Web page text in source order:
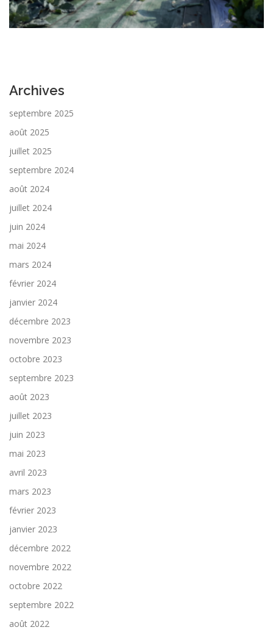
Archives
septembre 2025
août 2025
juillet 2025
septembre 2024
août 2024
juillet 2024
juin 2024
mai 2024
mars 2024
février 2024
janvier 2024
décembre 2023
novembre 2023
octobre 2023
septembre 2023
août 2023
juillet 2023
juin 2023
mai 2023
avril 2023
mars 2023
février 2023
janvier 2023
décembre 2022
novembre 2022
octobre 2022
septembre 2022
août 2022